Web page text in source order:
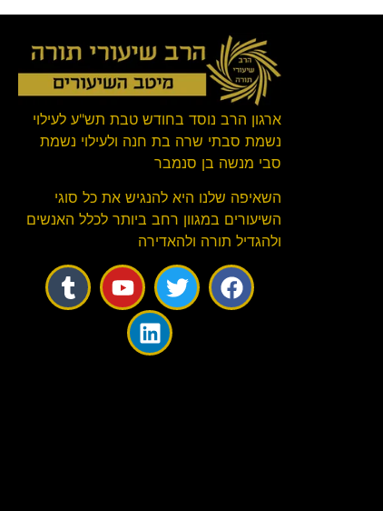
ארגון הרב נוסד בחודש טבת תש"ע לעילוי
נשמת סבתי שרה בת חנה ולעילוי נשמת
סבי מנשה בן סנמבר
השאיפה שלנו היא להנגיש את כל סוגי
השיעורים במגוון רחב ביותר לכלל האנשים
ולהגדיל תורה ולהאדירה